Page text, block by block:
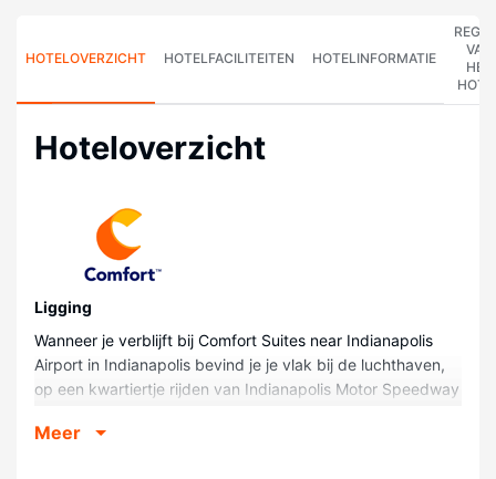
HOTELOVERZICHT HOTELFACILITEITEN HOTELINFORMATIE
VAN
HET
Hoteloverzicht
Ligging
Wanneer je verblijft bij Comfort Suites near Indianapolis
Airport in Indianapolis bevind je je vlak bij de luchthaven,
op een kwartiertje rijden van Indianapolis Motor Speedway
Gainbridge Fieldhouse en op 10,5 km van Indianapolis
Meer